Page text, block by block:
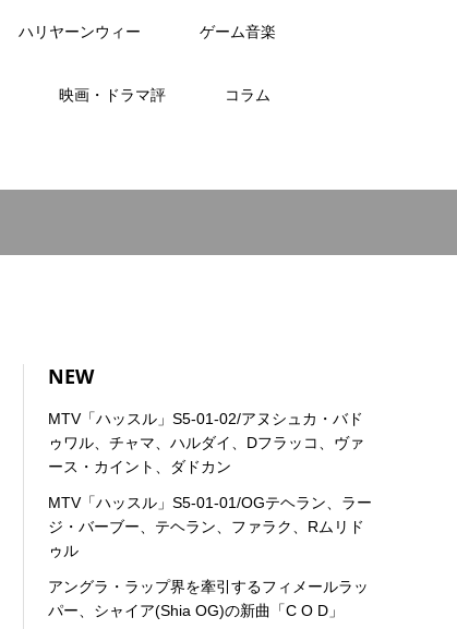
ハリヤーンウィー ゲーム音楽
映画・ドラマ評 コラム
NEW
MTV「ハッスル」S5-01-02/アヌシュカ・バド
ゥワル、チャマ、ハルダイ、Dフラッコ、ヴァ
ース・カイント、ダドカン
MTV「ハッスル」S5-01-01/OGテヘラン、ラー
ジ・バーブー、テヘラン、ファラク、Rムリド
ゥル
アングラ・ラップ界を牽引するフィメールラッ
パー、シャイア(Shia OG)の新曲「C O D」